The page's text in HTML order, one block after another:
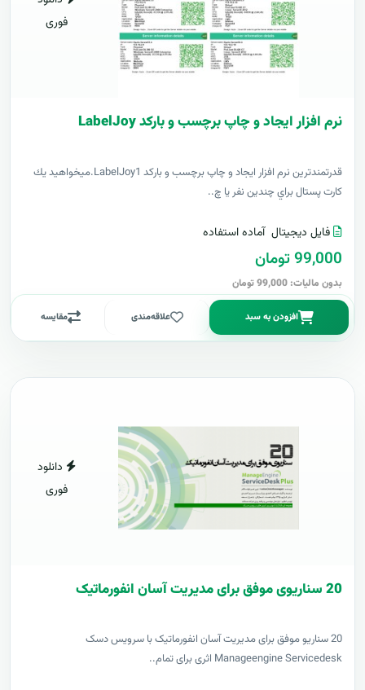
فوری
نرم افزار ایجاد و چاپ برچسب و بارکد LabelJoy
قدرتمندترين نرم افزار ایجاد و چاپ برچسب و بارکد LabelJoy1.ميخواهيد يك
كارت پستال براي چندين نفر يا چ..
فایل دیجیتال آماده استفاده
99,000 تومان
بدون مالیات: 99,000 تومان
افزودن به سبد علاقه‌مندی مقایسه
دانلود
فوری
20 سناریوی موفق برای مدیریت آسان انفورماتیک
20 سناریو موفق برای مدیریت آسان انفورماتیک با سرویس دسک
Manageengine Servicedesk اثری برای تمام..